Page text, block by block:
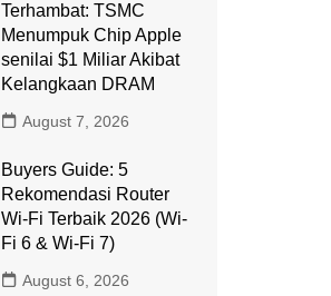
Terhambat: TSMC
Menumpuk Chip Apple
senilai $1 Miliar Akibat
Kelangkaan DRAM
August 7, 2026
Buyers Guide: 5
Rekomendasi Router
Wi-Fi Terbaik 2026 (Wi-
Fi 6 & Wi-Fi 7)
August 6, 2026